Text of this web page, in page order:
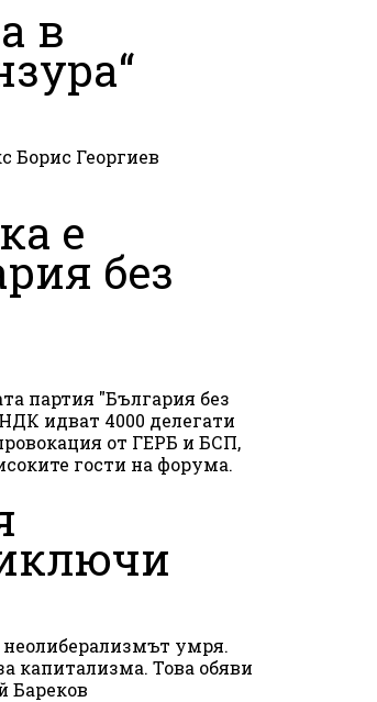
в
Борис Георгиев
е
без
партия "България без
идват 4000 делегати
от ГЕРБ и БСП,
гости на форума.
умря.
капитализма. Това обяви
Бареков